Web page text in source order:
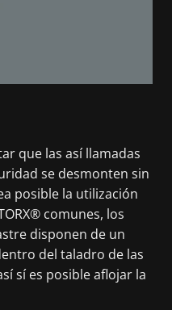
que las así llamadas
se desmonten sin
posible la utilización
comunes, los
disponen de un
del taladro de las
sí es posible aflojar la